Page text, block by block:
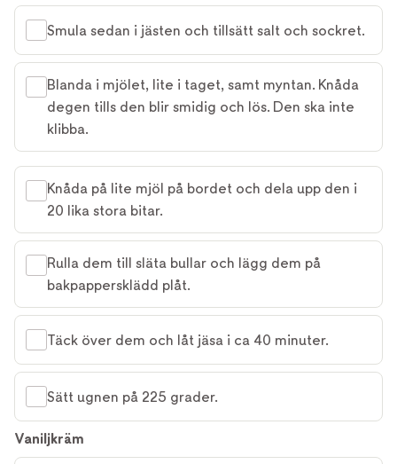
Smula sedan i jästen och tillsätt salt och sockret.
Blanda i mjölet, lite i taget, samt myntan. Knåda
degen tills den blir smidig och lös. Den ska inte
klibba.
Knåda på lite mjöl på bordet och dela upp den i
20 lika stora bitar.
Rulla dem till släta bullar och lägg dem på
bakpappersklädd plåt.
Täck över dem och låt jäsa i ca 40 minuter.
Sätt ugnen på 225 grader.
Vaniljkräm